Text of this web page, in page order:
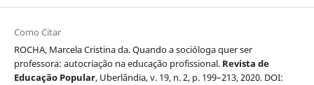
Como Citar
ROCHA, Marcela Cristina da. Quando a socióloga quer ser
professora: autocriação na educação profissional. Revista de
Educação Popular, Uberlândia, v. 19, n. 2, p. 199–213, 2020. DOI: